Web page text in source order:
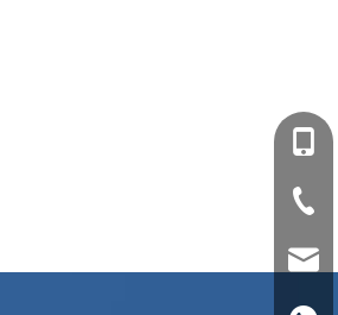
+86-